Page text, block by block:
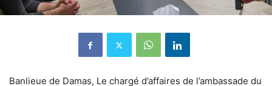
Banlieue de Damas, Le chargé d’affaires de l’ambassade du